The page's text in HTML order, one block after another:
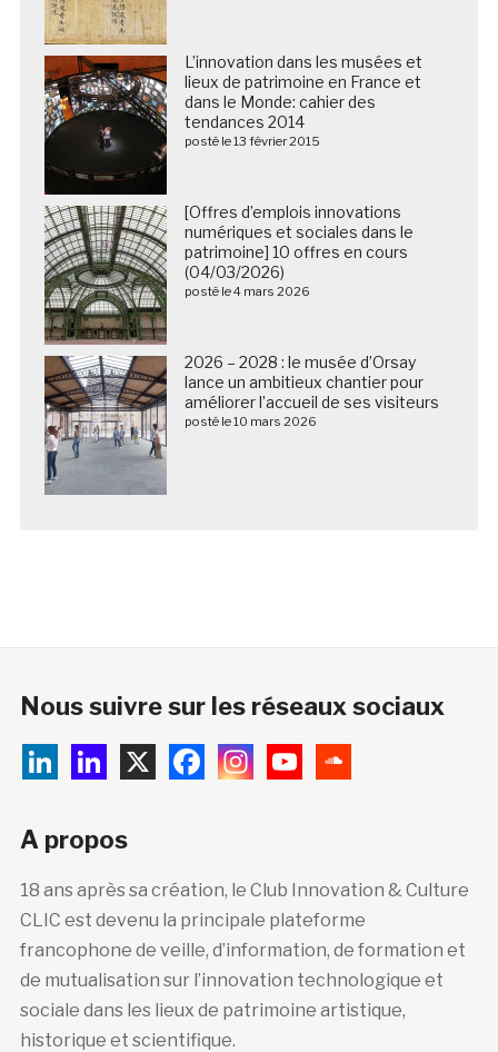
L’innovation dans les musées et
lieux de patrimoine en France et
dans le Monde: cahier des
tendances 2014
posté le 13 février 2015
[Offres d’emplois innovations
numériques et sociales dans le
patrimoine] 10 offres en cours
(04/03/2026)
posté le 4 mars 2026
2026 – 2028 : le musée d’Orsay
lance un ambitieux chantier pour
améliorer l’accueil de ses visiteurs
posté le 10 mars 2026
Nous suivre sur les réseaux sociaux
A propos
18 ans après sa création, le Club Innovation & Culture
CLIC est devenu la principale plateforme
francophone de veille, d’information, de formation et
de mutualisation sur l’innovation technologique et
sociale dans les lieux de patrimoine artistique,
historique et scientifique.